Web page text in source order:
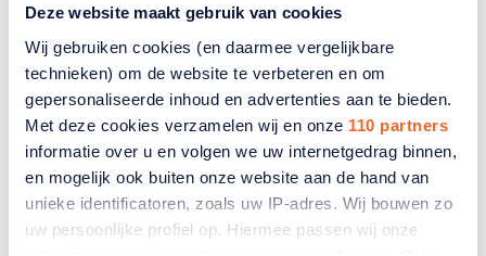
Deze website maakt gebruik van cookies
Wij gebruiken cookies (en daarmee vergelijkbare
technieken) om de website te verbeteren en om
gepersonaliseerde inhoud en advertenties aan te bieden.
Met deze cookies verzamelen wij en onze 110 partners
informatie over u en volgen we uw internetgedrag binnen,
en mogelijk ook buiten onze website aan de hand van
unieke identificatoren, zoals uw IP-adres. Wij bouwen zo
uw persoonlijke profiel op. Hiermee passen wij onze
worden getoond.
Bekijk alle ANBO-PCOB activiteiten